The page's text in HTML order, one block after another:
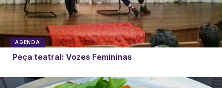
AGENDA
Peça teatral: Vozes Femininas